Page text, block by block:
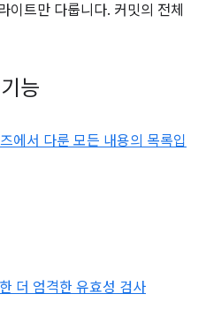
이트만 다룹니다. 커밋의 전체
능
에서 다룬 모든 내용의 목록입
더 엄격한 유효성 검사